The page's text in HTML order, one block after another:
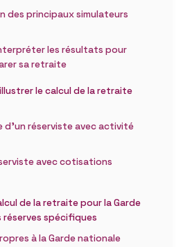
des principaux simulateurs
les résultats pour
sa retraite
le calcul de la retraite
d’un réserviste avec activité
avec cotisations
de la retraite pour la Garde
spécifiques
à la Garde nationale